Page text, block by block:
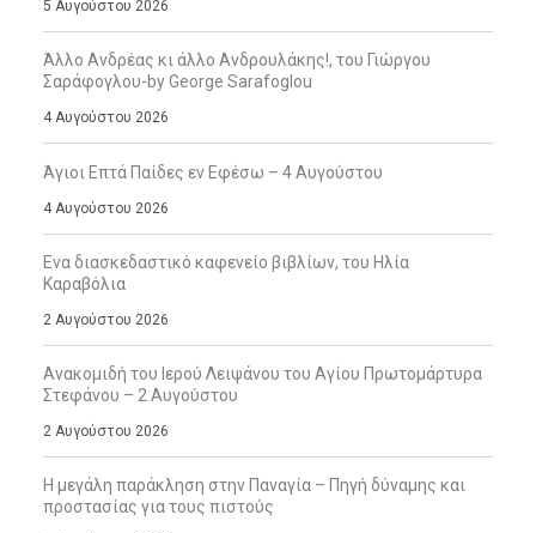
5 Αυγούστου 2026
Άλλο Ανδρέας κι άλλο Ανδρουλάκης!, του Γιώργου
Σαράφογλου-by George Sarafoglou
4 Αυγούστου 2026
Άγιοι Επτά Παίδες εν Εφέσω – 4 Αυγούστου
4 Αυγούστου 2026
Ενα διασκεδαστικό καφενείο βιβλίων, του Ηλία
Καραβόλια
2 Αυγούστου 2026
Ανακομιδή του Ιερού Λειψάνου του Αγίου Πρωτομάρτυρα
Στεφάνου – 2 Αυγούστου
2 Αυγούστου 2026
Η μεγάλη παράκληση στην Παναγία – Πηγή δύναμης και
προστασίας για τους πιστούς